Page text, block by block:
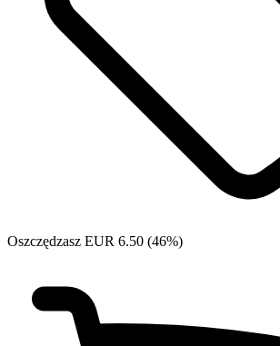
Oszczędzasz EUR 6.50 (46%)